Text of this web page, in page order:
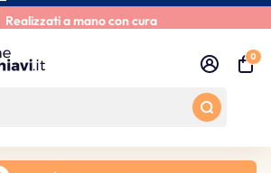
Realizzati a mano con cura
Recensioni dei clienti:
0